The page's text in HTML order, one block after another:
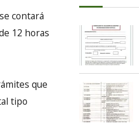
contará
12 horas
que
tipo